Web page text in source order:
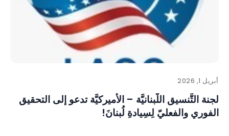
أبريل 1, 2026
لجنة التَّنسيق اللُّبنانيَّة – الأميركيَّة تدعو إلى التحقيق
الفوري والفعليّ لِسِيادةِ لُبنانَ!